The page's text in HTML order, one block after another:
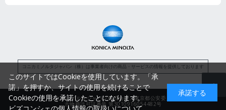
コニカミノルタジャパン（株）は事業者向けの商品・サービスの情報を提供しております
コニカミノルタジャパン株式会社／東京都公安委員会
古物商許可証番号 第3010916054482号
このサイトではCookieを使用しています。「承
諾」を押すか、サイトの使用を続けることで
Cookieの使用を承諾したことになります。
承諾する